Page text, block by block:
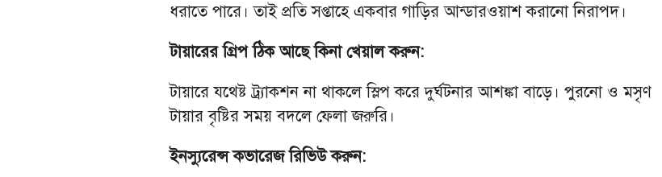
ধরাতে পারে। তাই প্রতি সপ্তাহে একবার গাড়ির আন্ডারওয়াশ করানো নিরাপদ।
টায়ারের গ্রিপ ঠিক আছে কিনা খেয়াল করুন:
টায়ারে যথেষ্ট ট্র্যাকশন না থাকলে স্লিপ করে দুর্ঘটনার আশঙ্কা বাড়ে। পুরনো ও মসৃণ
টায়ার বৃষ্টির সময় বদলে ফেলা জরুরি।
ইনস্যুরেন্স কভারেজ রিভিউ করুন: